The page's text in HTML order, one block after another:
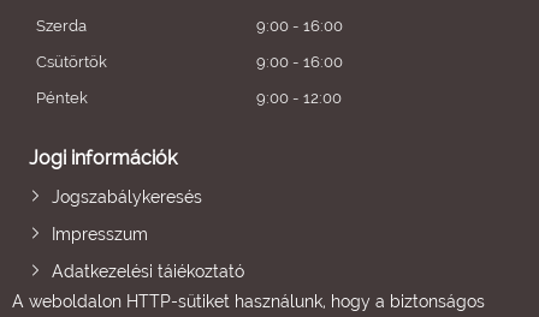
Szerda
9:00 - 16:00
Csütörtök
9:00 - 16:00
Péntek
9:00 - 12:00
Jogi információk
Jogszabálykeresés
Impresszum
Adatkezelési tájékoztató
A weboldalon HTTP-sütiket használunk, hogy a biztonságos